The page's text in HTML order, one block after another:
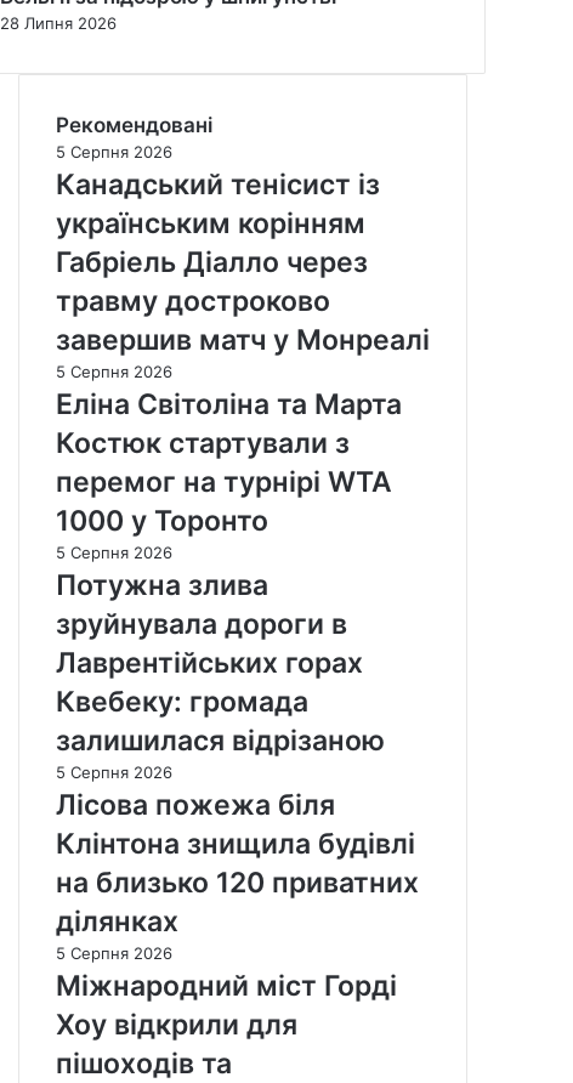
28 Липня 2026
Рекомендовані
5 Серпня 2026
Канадський тенісист із
українським корінням
Габріель Діалло через
травму достроково
завершив матч у Монреалі
5 Серпня 2026
Еліна Світоліна та Марта
Костюк стартували з
перемог на турнірі WTA
1000 у Торонто
5 Серпня 2026
Потужна злива
зруйнувала дороги в
Лаврентійських горах
Квебеку: громада
залишилася відрізаною
5 Серпня 2026
Лісова пожежа біля
Клінтона знищила будівлі
на близько 120 приватних
ділянках
5 Серпня 2026
Міжнародний міст Горді
Хоу відкрили для
пішоходів та